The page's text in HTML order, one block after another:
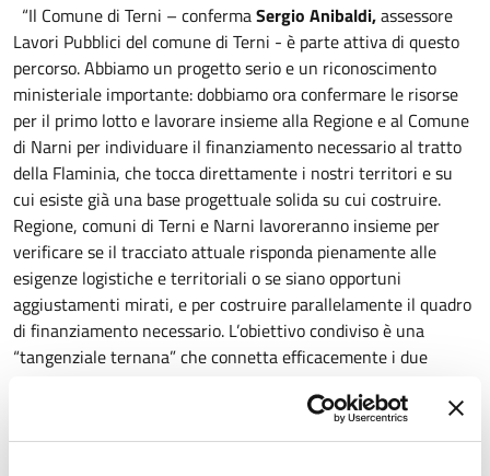
“Il Comune di Terni – confermaSergio Anibaldi,assessore
Lavori Pubblici del comune di Terni - è parte attiva di questo
percorso. Abbiamo un progetto serio e un riconoscimento
ministeriale importante: dobbiamo ora confermare le risorse
per il primo lotto e lavorare insieme alla Regione e al Comune
di Narni per individuare il finanziamento necessario al tratto
della Flaminia, che tocca direttamente i nostri territori e su
cui esiste già una base progettuale solida su cui costruire.
Regione, comuni di Terni e Narni lavoreranno insieme per
verificare se il tracciato attuale risponda pienamente alle
esigenze logistiche e territoriali o se siano opportuni
aggiustamenti mirati, e per costruire parallelamente il quadro
di finanziamento necessario. L’obiettivo condiviso è una
“tangenziale ternana” che connetta efficacemente i due
patrimonio progettuale già acquisito senza disperderne il
valore.”.